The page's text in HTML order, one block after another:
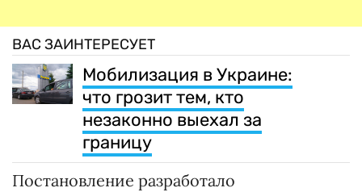
ВАС ЗАИНТЕРЕСУЕТ
Мобилизация в Украине:
что грозит тем, кто
незаконно выехал за
границу
Постановление разработало